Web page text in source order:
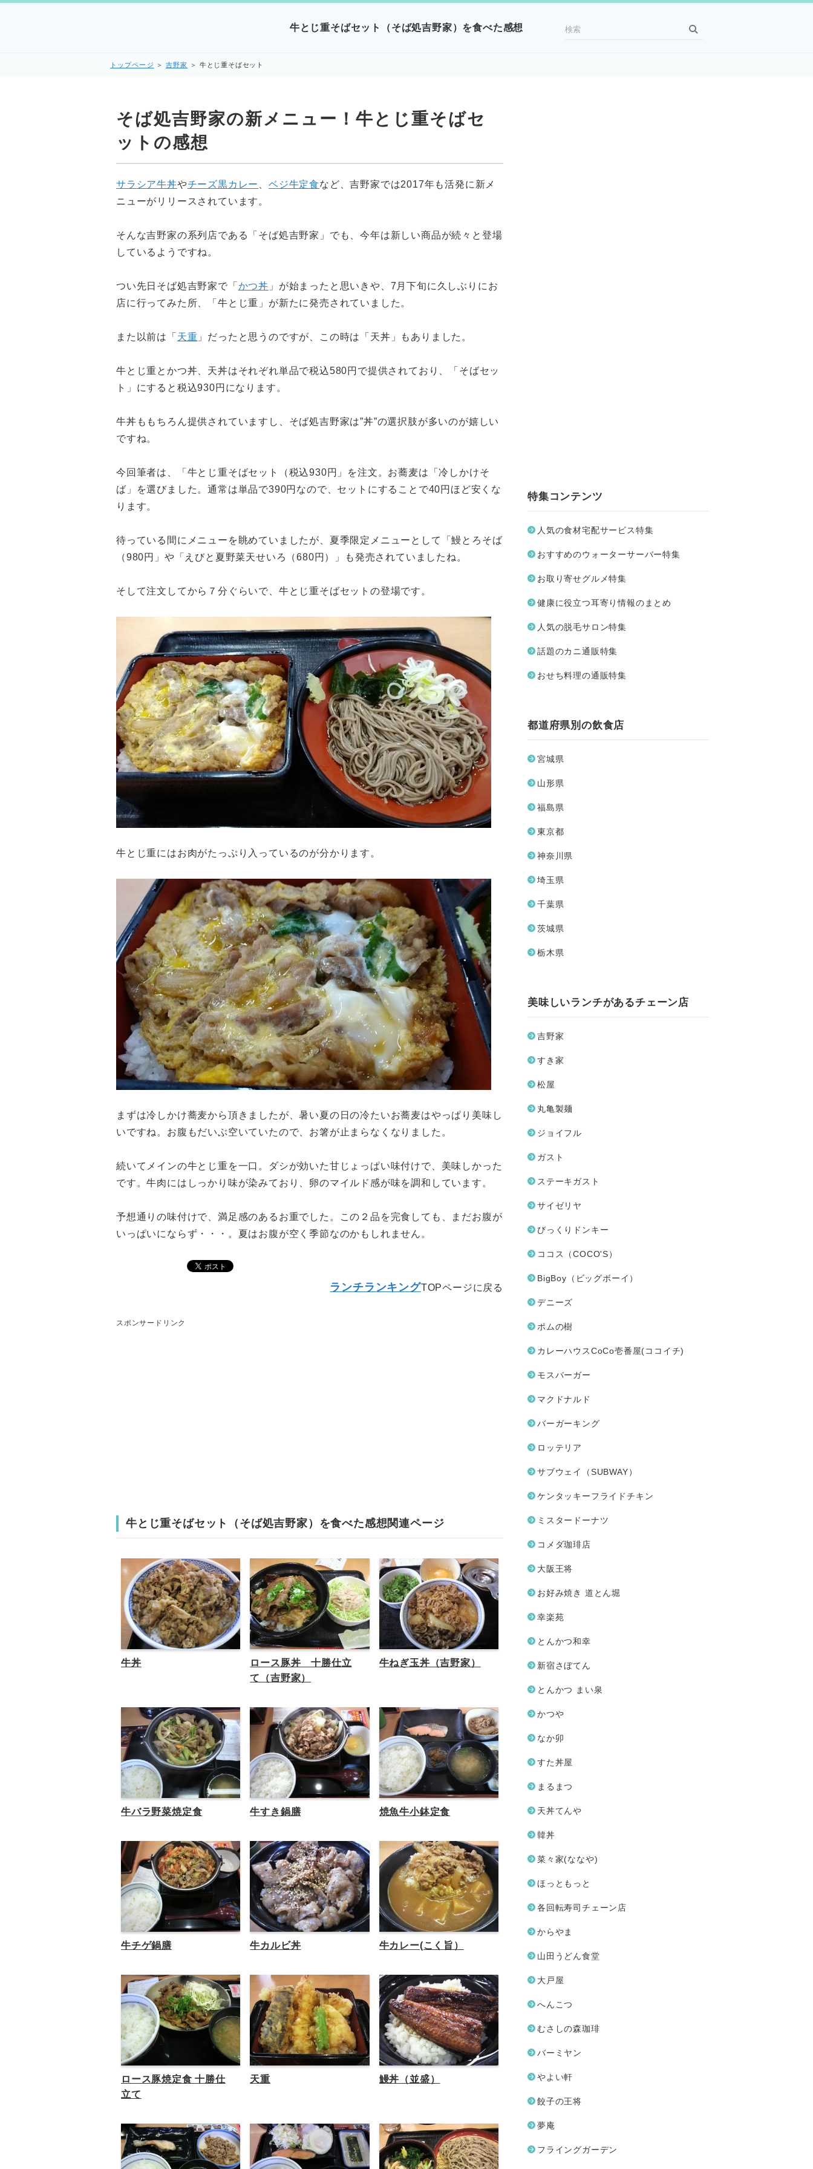
牛とじ重そばセット（そば処吉野家）を食べた感想
トップページ ＞吉野家 ＞ 牛とじ重そばセット
そば処吉野家の新メニュー！牛とじ重そばセ
ットの感想
サラシア牛丼やチーズ黒カレー 、ベジ牛定食など、吉野家では2017年も活発に新メ
ニューがリリースされています。
そんな吉野家の系列店である「そば処吉野家」でも、今年は新しい商品が続々と登場
しているようですね。
つい先日そば処吉野家で「 かつ丼 」が始まったと思いきや、7月下旬に久しぶりにお
店に行ってみた所、「牛とじ重」が新たに発売されていました。
また以前は「 天重 」だったと思うのですが、この時は「天丼」もありました。
牛とじ重とかつ丼、天丼はそれぞれ単品で税込580円で提供されており、「そばセッ
ト」にすると税込930円になります。
牛丼ももちろん提供されていますし、そば処吉野家は”丼”の選択肢が多いのが嬉しい
ですね。
今回筆者は、「牛とじ重そばセット（税込930円」を注文。お蕎麦は「冷しかけそ
ば」を選びました。通常は単品で390円なので、セットにすることで40円ほど安くな
ります。
待っている間にメニューを眺めていましたが、夏季限定メニューとして「鰻とろそば
（980円」や「えびと夏野菜天せいろ（680円）」も発売されていましたね。
そして注文してから７分ぐらいで、牛とじ重そばセットの登場です。
牛とじ重にはお肉がたっぷり入っているのが分かります。
まずは冷しかけ蕎麦から頂きましたが、暑い夏の日の冷たいお蕎麦はやっぱり美味し
いですね。お腹もだいぶ空いていたので、お箸が止まらなくなりました。
続いてメインの牛とじ重を一口。ダシが効いた甘じょっぱい味付けで、美味しかった
です。牛肉にはしっかり味が染みており、卵のマイルド感が味を調和しています。
予想通りの味付けで、満足感のあるお重でした。この２品を完食しても、まだお腹が
いっぱいにならず・・・。夏はお腹が空く季節なのかもしれません。
ランチランキングTOPページに戻る
スポンサードリンク
牛とじ重そばセット（そば処吉野家）を食べた感想関連ページ
牛丼
ロース豚丼 十勝仕立
て（吉野家）
牛ねぎ玉丼（吉野家）
牛バラ野菜焼定食 牛すき鍋膳 焼魚牛小鉢定食
牛チゲ鍋膳 牛カルビ丼 牛カレー(こく旨）
ロース豚焼定食 十勝仕
立て
天重 鰻丼（並盛）
特集コンテンツ
人気の食材宅配サービス特集
おすすめのウォーターサーバー特集
お取り寄せグルメ特集
健康に役立つ耳寄り情報のまとめ
人気の脱毛サロン特集
話題のカニ通販特集
おせち料理の通販特集
都道府県別の飲食店
宮城県
山形県
福島県
東京都
神奈川県
埼玉県
千葉県
茨城県
栃木県
美味しいランチがあるチェーン店
吉野家
すき家
松屋
丸亀製麺
ジョイフル
ガスト
ステーキガスト
サイゼリヤ
びっくりドンキー
ココス（COCO'S）
BigBoy（ビッグボーイ）
デニーズ
ポムの樹
カレーハウスCoCo壱番屋(ココイチ)
モスバーガー
マクドナルド
バーガーキング
ロッテリア
サブウェイ（SUBWAY）
ケンタッキーフライドチキン
ミスタードーナツ
コメダ珈琲店
大阪王将
お好み焼き 道とん堀
幸楽苑
とんかつ和幸
新宿さぼてん
とんかつ まい泉
かつや
なか卯
すた丼屋
まるまつ
天丼てんや
韓丼
菜々家(ななや)
ほっともっと
各回転寿司チェーン店
からやま
山田うどん食堂
大戸屋
へんこつ
むさしの森珈琲
バーミヤン
やよい軒
餃子の王将
夢庵
フライングガーデン